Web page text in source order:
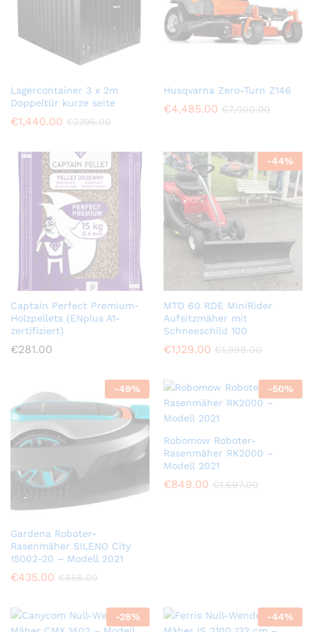
Lagercontainer 3 x 2m
Doppeltür kurze seite
€1,440.00 €2,195.00
Husqvarna Zero-Turn Z146
€4,485.00 €7,000.00
Captain Perfect Premium-
Holzpellets (ENplus A1-
zertifiziert)
€281.00
-44%
MTD 60 RDE MiniRider
Aufsitzmäher mit
Schneeschild 100
€1,129.00 €1,999.00
-49%
Gardena Roboter-
Rasenmäher SILENO City
15002-20 – Modell 2021
€435.00 €855.00
-50%
Robomow Roboter-
Rasenmäher RK2000 –
Modell 2021
€849.00 €1,697.00
-28% -44%